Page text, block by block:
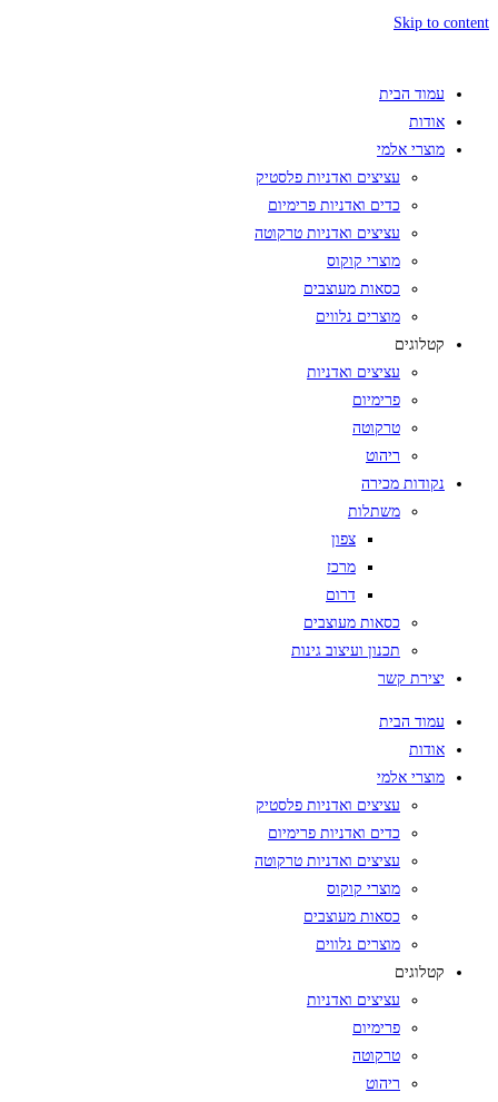
Skip to content
עמוד הבית
אודות
מוצרי אלמי
עציצים ואדניות פלסטיק
כדים ואדניות פרימיום
עציצים ואדניות טרקוטה
מוצרי קוקוס
כסאות מעוצבים
מוצרים נלווים
קטלוגים
עציצים ואדניות
פרימיום
טרקוטה
ריהוט
נקודות מכירה
משתלות
צפון
מרכז
דרום
כסאות מעוצבים
תכנון ועיצוב גינות
יצירת קשר
עמוד הבית
אודות
מוצרי אלמי
עציצים ואדניות פלסטיק
כדים ואדניות פרימיום
עציצים ואדניות טרקוטה
מוצרי קוקוס
כסאות מעוצבים
מוצרים נלווים
קטלוגים
עציצים ואדניות
פרימיום
טרקוטה
ריהוט